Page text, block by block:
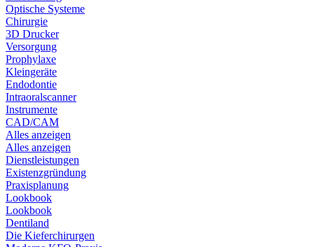
Optische Systeme
Chirurgie
3D Drucker
Versorgung
Prophylaxe
Kleingeräte
Endodontie
Intraoralscanner
Instrumente
CAD/CAM
Alles anzeigen
Alles anzeigen
Dienstleistungen
Existenzgründung
Praxisplanung
Lookbook
Lookbook
Dentiland
Die Kieferchirurgen